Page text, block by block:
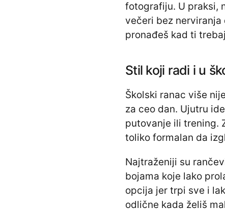
fotografiju. U praksi,
večeri bez nerviranja
pronađeš kad ti
Stil koji radi i u
Školski ranac više
za ceo dan. Ujutru
putovanje ili trening.
toliko formalan da
Najtraženiji su
bojama koje lako
opcija jer trpi sve i
odlične kada želiš